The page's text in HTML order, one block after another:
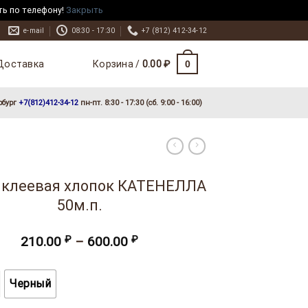
по телефону! Закрыть
e-mail 08:30 - 17:30 +7 (812) 412-34-12
Корзина / 0.00₽ 0
+7(812)412-34-12 пн-пт. 8:30 - 17:30 (сб. 9:00 - 16:00)
хлопок КАТЕНЕЛЛА
50м.п.
210.00₽ – 600.00₽Диапазон
Черный